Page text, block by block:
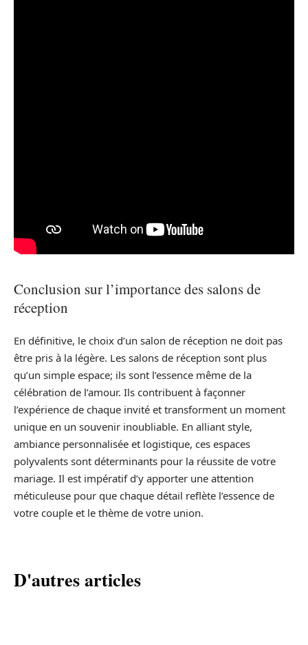
Conclusion sur l’importance des salons de
réception
En définitive, le choix d’un salon de réception ne doit pas
être pris à la légère. Les salons de réception sont plus
qu’un simple espace; ils sont l’essence même de la
célébration de l’amour. Ils contribuent à façonner
l’expérience de chaque invité et transforment un moment
unique en un souvenir inoubliable. En alliant style,
ambiance personnalisée et logistique, ces espaces
polyvalents sont déterminants pour la réussite de votre
mariage. Il est impératif d’y apporter une attention
méticuleuse pour que chaque détail reflète l’essence de
votre couple et le thème de votre union.
D'autres articles